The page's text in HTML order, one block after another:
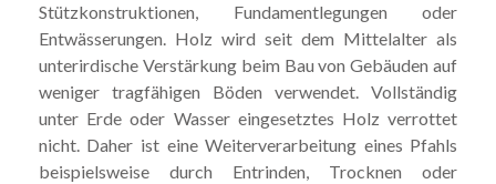
Stützkonstruktionen, Fundamentlegungen oder
Entwässerungen. Holz wird seit dem Mittelalter als
unterirdische Verstärkung beim Bau von Gebäuden auf
weniger tragfähigen Böden verwendet. Vollständig
unter Erde oder Wasser eingesetztes Holz verrottet
nicht. Daher ist eine Weiterverarbeitung eines Pfahls
beispielsweise durch Entrinden, Trocknen oder